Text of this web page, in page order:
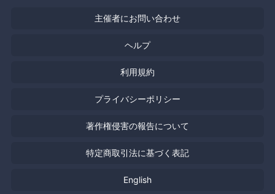
主催者にお問い合わせ
ヘルプ
利用規約
プライバシーポリシー
著作権侵害の報告について
特定商取引法に基づく表記
English